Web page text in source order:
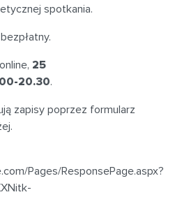
spotkania.
online, 25
20.30.
zapisy poprzez formularz
Pages/ResponsePage.aspx?